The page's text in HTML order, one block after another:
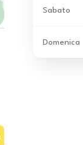
Sabato
Domenica